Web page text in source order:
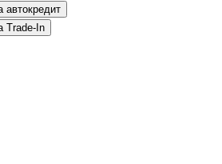
на автокредит
на Trade-In